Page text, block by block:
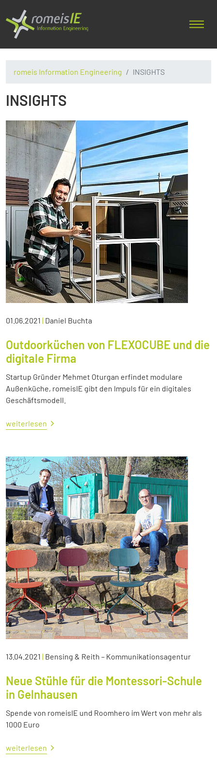
romeis Information Engineering INSIGHTS
INSIGHTS
01.06.2021 | Daniel Buchta
Outdoorküchen von FLEXOCUBE und die
digitale Firma
Startup Gründer Mehmet Oturgan erfindet modulare
Außenküche, romeisIE gibt den Impuls für ein digitales
Geschäftsmodell.
weiterlesen
13.04.2021 | Bensing & Reith – Kommunikationsagentur
Neue Stühle für die Montessori-Schule
in Gelnhausen
Spende von romeisIE und Roomhero im Wert von mehr als
1000 Euro
weiterlesen